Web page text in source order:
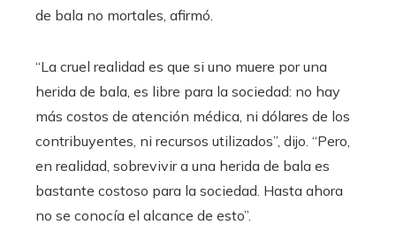
de bala no mortales, afirmó.
“La cruel realidad es que si uno muere por una
herida de bala, es libre para la sociedad: no hay
más costos de atención médica, ni dólares de los
contribuyentes, ni recursos utilizados”, dijo. “Pero,
en realidad, sobrevivir a una herida de bala es
bastante costoso para la sociedad. Hasta ahora
no se conocía el alcance de esto”.